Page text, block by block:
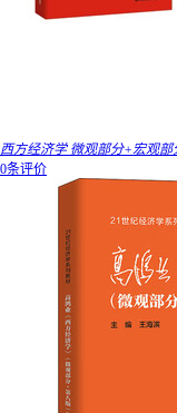
西方经济学 微观部分+宏观部
0条评价